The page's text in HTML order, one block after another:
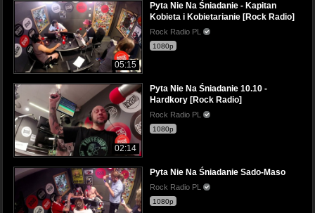
05:15
Pyta Nie Na Śniadanie - Kapitan
Kobieta i Kobietarianie [Rock Radio]
Rock Radio PL
1080p
02:14
Pyta Nie Na Śniadanie 10.10 -
Hardkory [Rock Radio]
Rock Radio PL
1080p
Pyta Nie Na Śniadanie Sado-Maso
Rock Radio PL
1080p